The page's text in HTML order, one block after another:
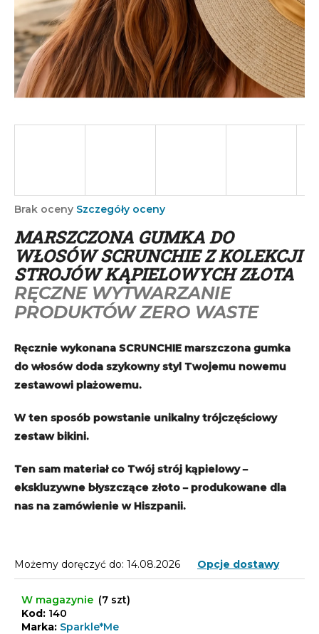
Średnia
produktu
wynosi
0,0
na
5
gwiazdek.
Brak oceny Szczegóły oceny
MARSZCZONA GUMKA DO
WŁOSÓW SCRUNCHIE Z KOLEKCJI
STROJÓW KĄPIELOWYCH ZŁOTA
RĘCZNE WYTWARZANIE
PRODUKTÓW ZERO WASTE
Ręcznie wykonana SCRUNCHIE marszczona gumka
do włosów doda szykowny styl Twojemu nowemu
zestawowi plażowemu.
W ten sposób powstanie unikalny trójczęściowy
zestaw bikini.
Ten sam materiał co Twój strój kąpielowy –
ekskluzywne błyszczące złoto – produkowane dla
nas na zamówienie w Hiszpanii.
Możemy doręczyć do: 14.08.2026 Opcje dostawy
W magazynie (7 szt)
Kod: 140
Marka: Sparkle*Me
SZUKAJ
a
m
y